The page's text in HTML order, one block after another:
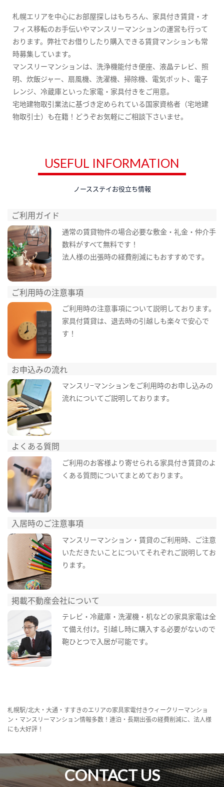
札幌エリアを中心にお部屋探しはもちろん、家具付き賃貸・オ
フィス移転のお手伝いやマンスリーマンションの運営も行って
おります。弊社でお借りしたり購入できる賃貸マンションも常
時募集しています。
マンスリーマンションは、洗浄機能付き便座、液晶テレビ、照
明、炊飯ジャー、扇風機、洗濯機、掃除機、電気ポット、電子
レンジ、冷蔵庫といった家電・家具付きをご用意。
宅地建物取引業法に基づき定められている国家資格者（宅地建
物取引士）も在籍！どうぞお気軽にご相談下さいませ。
USEFUL INFORMATION
ノースステイお役立ち情報
ご利用ガイド
通常の賃貸物件の場合必要な敷金・礼金・仲介手
数料がすべて無料です！
法人様の出張時の経費削減にもおすすめです。
ご利用時の注意事項
ご利用時の注意事項について説明しております。
家具付賃貸は、退去時の引越しも楽々で安心で
す！
お申込みの流れ
マンスリ−マンションをご利用時のお申し込みの
流れについてご説明しております。
よくある質問
ご利用のお客様より寄せられる家具付き賃貸のよ
くある質問についてまとめております。
入居時のご注意事項
マンスリーマンション・賃貸のご利用時、ご注意
いただきたいことについてそれぞれご説明してお
ります。
掲載不動産会社について
テレビ・冷蔵庫・洗濯機・机などの家具家電は全
て備え付け。引越し時に購入する必要がないので
鞄ひとつで入居が可能です。
札幌駅/北大・大通・すすきのエリアの家具家電付きウィークリーマンショ
ン・マンスリーマンション情報多数！連泊・長期出張の経費削減に、法人様
にも大好評！
CONTACT US